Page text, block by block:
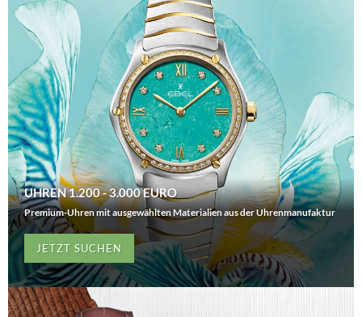
UHREN 1.200 - 3.000 EURO
Premium-Uhren mit ausgewählten Materialien aus der Uhrenmanufaktur
JETZT SUCHEN